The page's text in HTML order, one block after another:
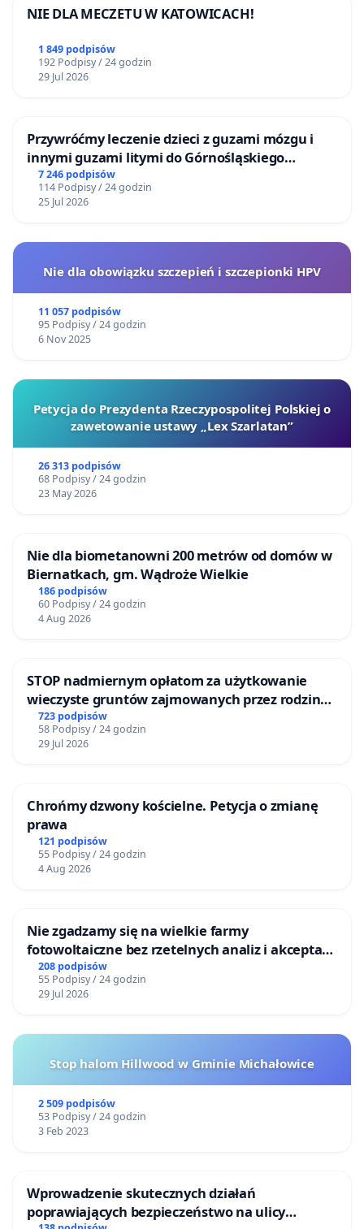
NIE DLA MECZETU W KATOWICACH!
1 849 podpisów
192 Podpisy / 24 godzin
29 Jul 2026
Przywróćmy leczenie dzieci z guzami mózgu i
innymi guzami litymi do Górnośląskiego
Centrum Zdrowia Dziecka w Katowicach
7 246 podpisów
114 Podpisy / 24 godzin
25 Jul 2026
Nie dla obowiązku szczepień i szczepionki HPV
11 057 podpisów
95 Podpisy / 24 godzin
6 Nov 2025
Petycja do Prezydenta Rzeczypospolitej Polskiej o
zawetowanie ustawy „Lex Szarlatan”
26 313 podpisów
68 Podpisy / 24 godzin
23 May 2026
Nie dla biometanowni 200 metrów od domów w
Biernatkach, gm. Wądroże Wielkie
186 podpisów
60 Podpisy / 24 godzin
4 Aug 2026
STOP nadmiernym opłatom za użytkowanie
wieczyste gruntów zajmowanych przez rodzinne
ogrody działkowe.
723 podpisów
58 Podpisy / 24 godzin
29 Jul 2026
Chrońmy dzwony kościelne. Petycja o zmianę
prawa
121 podpisów
55 Podpisy / 24 godzin
4 Aug 2026
Nie zgadzamy się na wielkie farmy
fotowoltaiczne bez rzetelnych analiz i akceptacji
mieszkańców
208 podpisów
55 Podpisy / 24 godzin
29 Jul 2026
Stop halom Hillwood w Gminie Michałowice
2 509 podpisów
53 Podpisy / 24 godzin
3 Feb 2023
Wprowadzenie skutecznych działań
poprawiających bezpieczeństwo na ulicy